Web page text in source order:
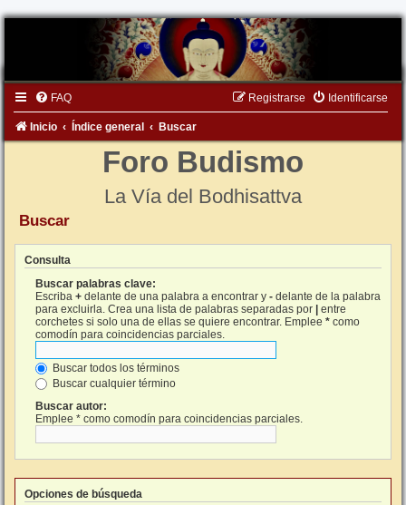
FAQ Identificarse
Registrarse
Inicio Índice general Buscar
Foro Budismo
La Vía del Bodhisattva
Buscar
Consulta
Buscar palabras clave:
Escriba + delante de una palabra a encontrar y - delante de la palabra
para excluirla. Crea una lista de palabras separadas por | entre
corchetes si solo una de ellas se quiere encontrar. Emplee * como
comodín para coincidencias parciales.
Buscar todos los términos
Buscar cualquier término
Buscar autor:
Emplee * como comodín para coincidencias parciales.
Opciones de búsqueda